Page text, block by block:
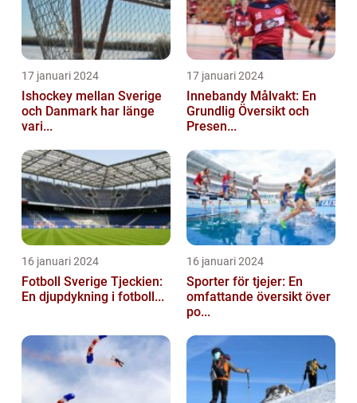
17 januari 2024
Ishockey mellan Sverige
och Danmark har länge
vari...
17 januari 2024
Innebandy Målvakt: En
Grundlig Översikt och
Presen...
16 januari 2024
Fotboll Sverige Tjeckien:
En djupdykning i fotboll...
16 januari 2024
Sporter för tjejer: En
omfattande översikt över
po...